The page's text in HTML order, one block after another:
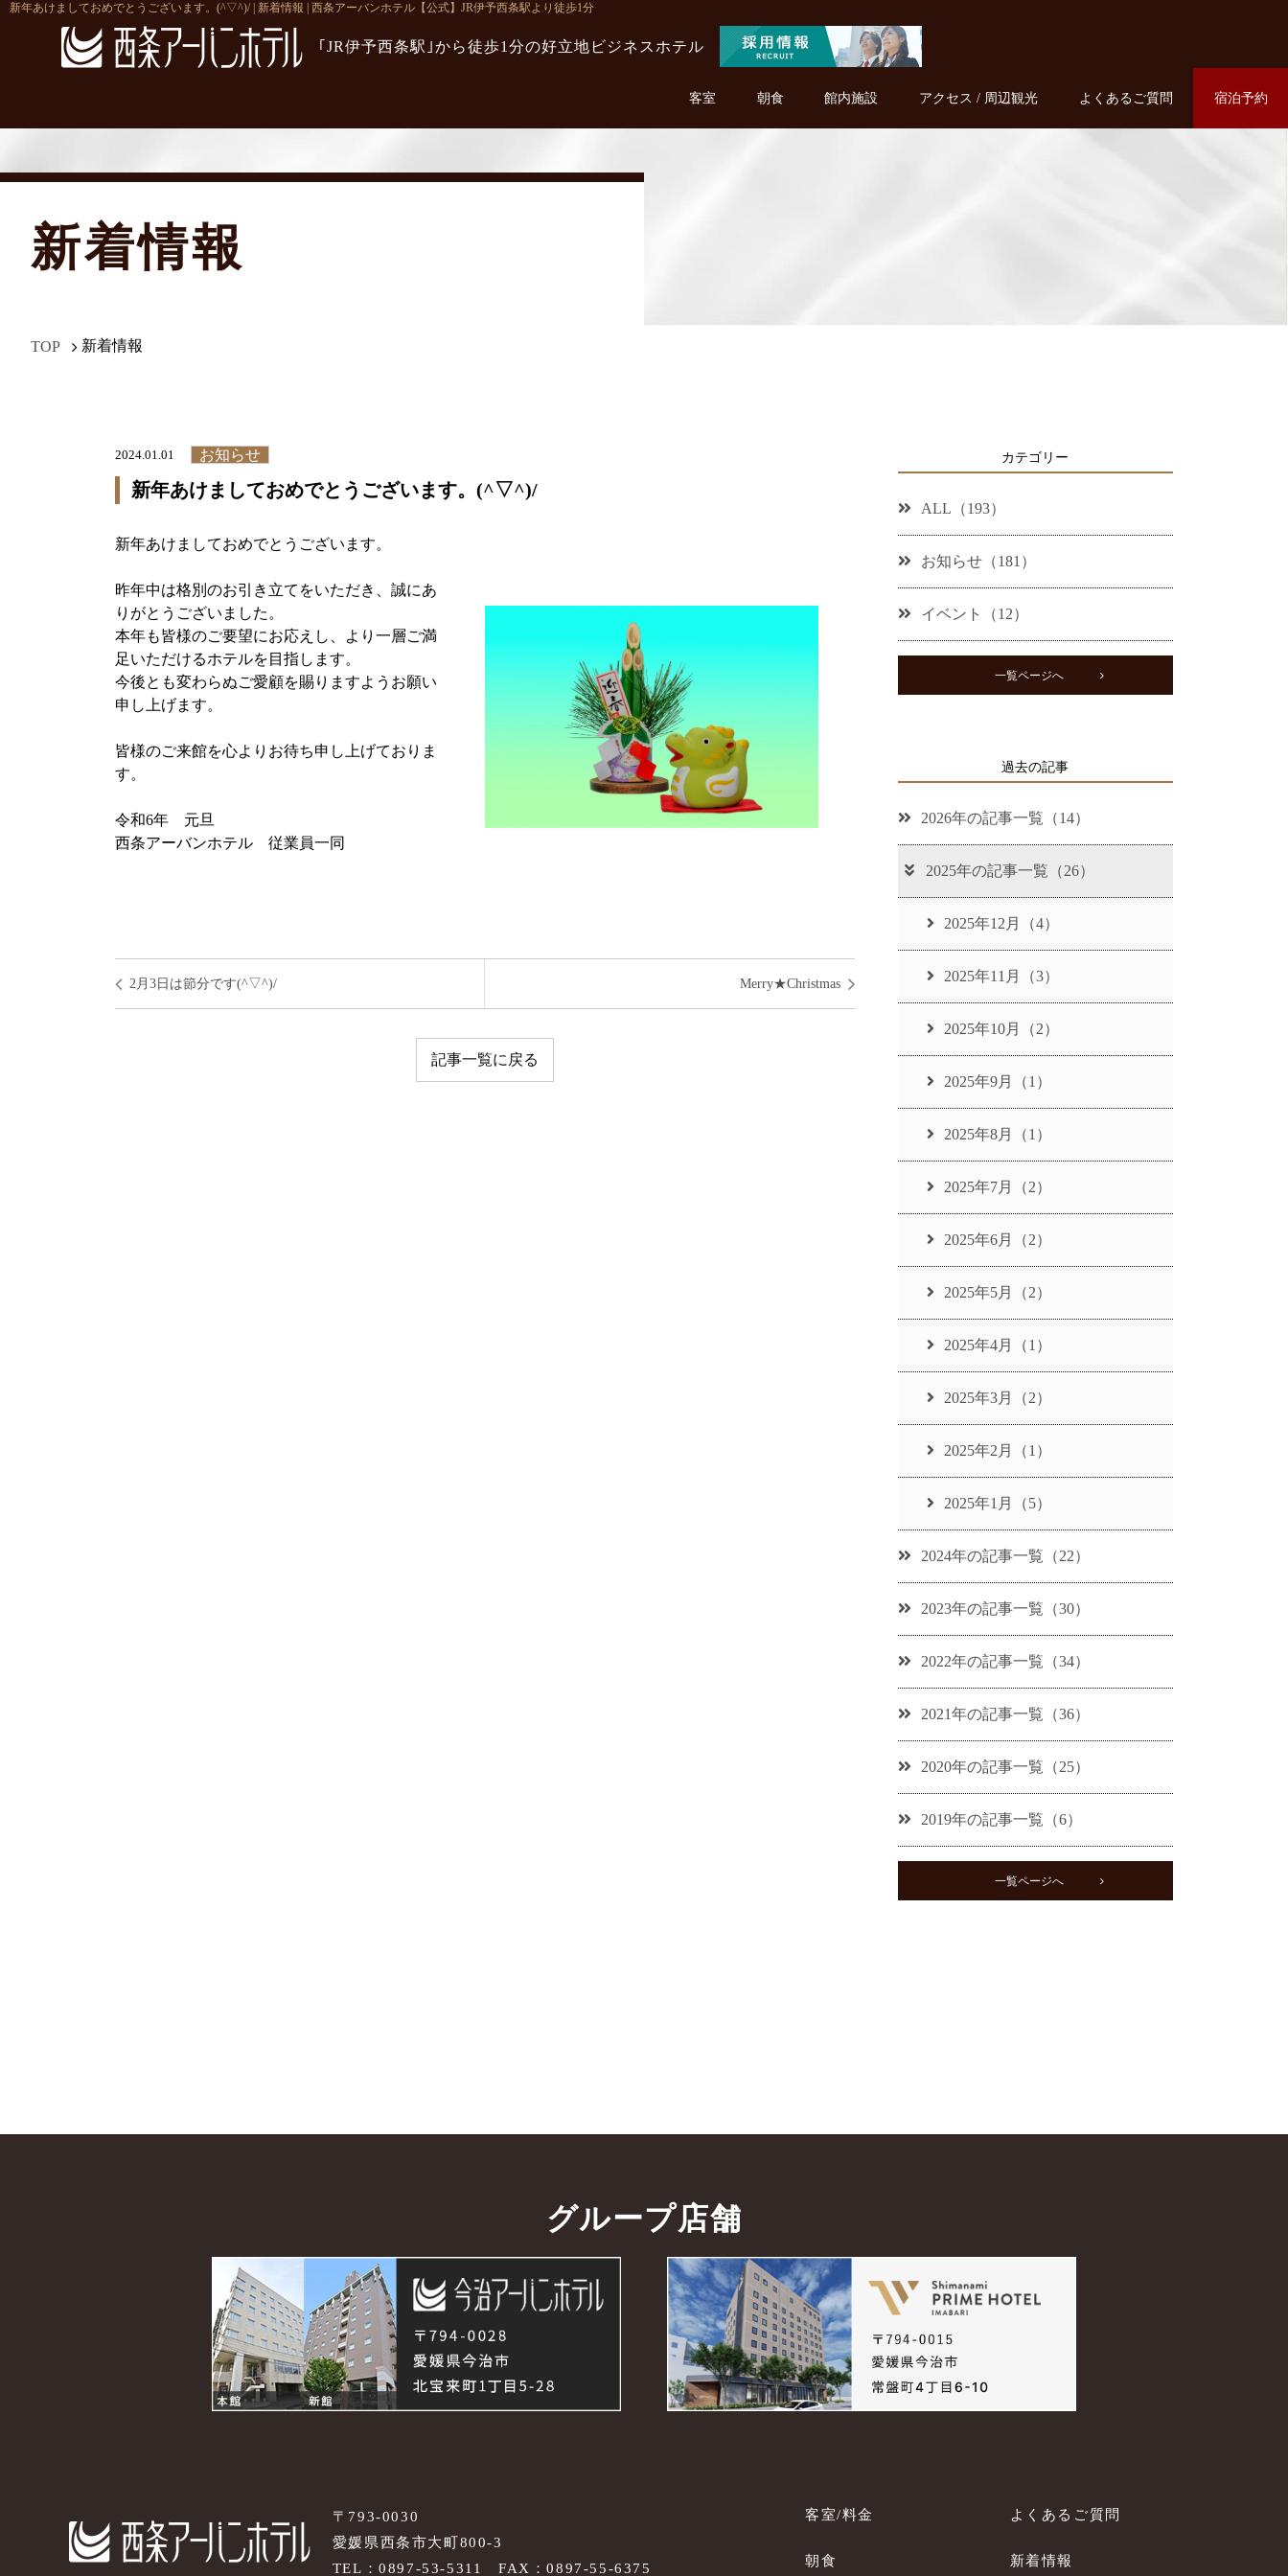
新年あけましておめでとうございます。(^▽^)/ | 新着情報 | 西条アーバンホテル【公式】JR伊予西条駅より徒歩1分
｢JR伊予西条駅｣から徒歩1分の好立地ビジネスホテル
客室 朝食 館内施設 アクセス / 周辺観光 よくあるご質問 宿泊予約
新着情報
TOP 新着情報
2024.01.01 お知らせ
新年あけましておめでとうございます。(^▽^)/
新年あけましておめでとうございます。
昨年中は格別のお引き立てをいただき、誠にあ
りがとうございました。
本年も皆様のご要望にお応えし、より一層ご満
足いただけるホテルを目指します。
今後とも変わらぬご愛顧を賜りますようお願い
申し上げます。
皆様のご来館を心よりお待ち申し上げておりま
す。
令和6年 元旦
西条アーバンホテル 従業員一同
2月3日は節分です(^▽^)/ Merry★Christmas
記事一覧に戻る
カテゴリー
ALL（193）
お知らせ（181）
イベント（12）
一覧ページへ
過去の記事
2026年の記事一覧（14）
2025年の記事一覧（26）
2025年12月（4）
2025年11月（3）
2025年10月（2）
2025年9月（1）
2025年8月（1）
2025年7月（2）
2025年6月（2）
2025年5月（2）
2025年4月（1）
2025年3月（2）
2025年2月（1）
2025年1月（5）
2024年の記事一覧（22）
2023年の記事一覧（30）
2022年の記事一覧（34）
2021年の記事一覧（36）
2020年の記事一覧（25）
2019年の記事一覧（6）
一覧ページへ
グループ店舗
〒793-0030
愛媛県西条市大町800-3
TEL：0897-53-5311 FAX：0897-55-6375
客室/料金
朝食
よくあるご質問
新着情報